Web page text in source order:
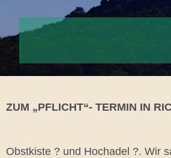
ZUM „PFLICHT“- TERMIN IN
Obstkiste ? und Hochadel ?. Wir